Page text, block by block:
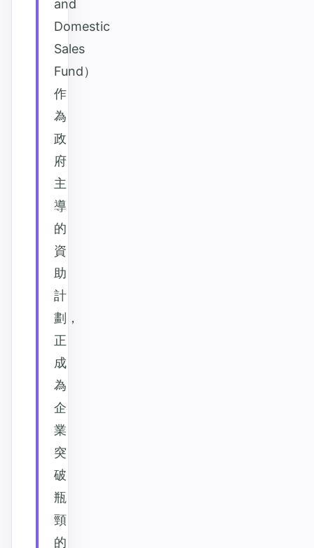
and
Domestic
Sales
Fund）
作
為
政
府
主
導
的
資
助
計
劃，
正
成
為
企
業
突
破
瓶
頸
的